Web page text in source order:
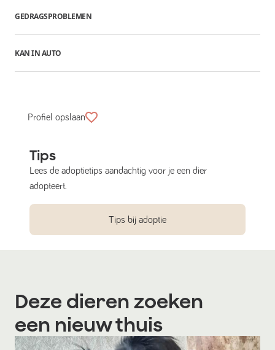
GEDRAGSPROBLEMEN
KAN IN AUTO
Profiel opslaan
Tips
Lees de adoptietips aandachtig voor je een dier
adopteert.
Tips bij adoptie
Deze dieren zoeken
een nieuw thuis